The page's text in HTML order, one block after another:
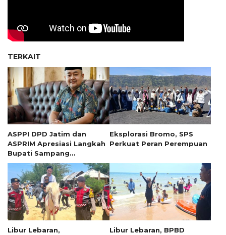
TERKAIT
ASPPI DPD Jatim dan
ASPRIM Apresiasi Langkah
Bupati Sampang
Perhatikan Sektor Wisata
Eksplorasi Bromo, SPS
Perkuat Peran Perempuan
Libur Lebaran,
Libur Lebaran, BPBD